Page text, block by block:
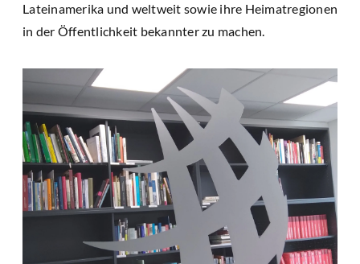
Lateinamerika und weltweit sowie ihre Heimatregionen
in der Öffentlichkeit bekannter zu machen.